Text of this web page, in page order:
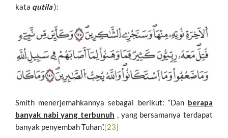
kata qutila):
Smith menerjemahkannya sebagai berikut: “Dan berapa
banyak nabi yang terbunuh , yang bersamanya terdapat
banyak penyembah Tuhan”.[23]